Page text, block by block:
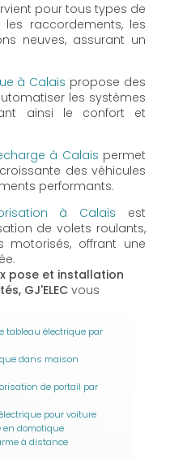
pour tous types de
les raccordements, les
neuves, assurant un
à Calais propose des
les systèmes
ainsi le confort et
à Calais permet
des véhicules
performants.
à Calais est
de volets roulants,
motorisés, offrant une
pose et installation
GJ'ELEC vous
tableau électrique par
dans maison
de portail par
pour voiture
domotique
à distance